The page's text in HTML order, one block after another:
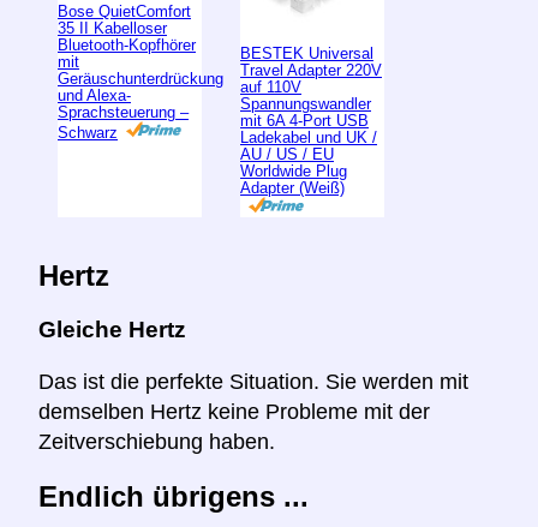
Bose QuietComfort
35 II Kabelloser
Bluetooth-Kopfhörer
mit
Geräuschunterdrückung
und Alexa-
Sprachsteuerung –
Schwarz
BESTEK Universal
Travel Adapter 220V
auf 110V
Spannungswandler
mit 6A 4-Port USB
Ladekabel und UK /
AU / US / EU
Worldwide Plug
Adapter (Weiß)
Hertz
Gleiche Hertz
Das ist die perfekte Situation. Sie werden mit
demselben Hertz keine Probleme mit der
Zeitverschiebung haben.
Endlich übrigens ...